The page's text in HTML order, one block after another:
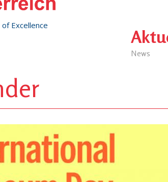
Excellence
News